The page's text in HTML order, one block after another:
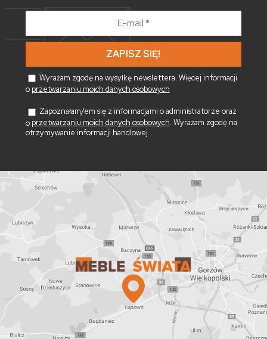
*
Wyrażam zgodę na wysyłkę newslettera. Więcej informacji
o przetwarzaniu moich danych osobowych
Zapoznałam/em się z informacjami o administratorze oraz
o przetwarzaniu moich danych osobowych. Wyrażam zgodę na
otrzymywanie informacji handlowej.